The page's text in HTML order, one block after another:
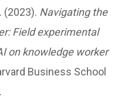
(2023). Navigating the
Field experimental
on knowledge worker
Business School